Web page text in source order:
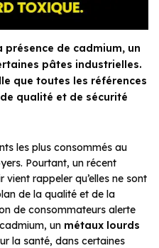
présence de cadmium, un
pâtes industrielles.
que toutes les références
qualité et de sécurité
les plus consommés au
Pourtant, un récent
vient rappeler qu’elles ne sont
de la qualité et de la
de consommateurs alerte
un métaux lourds
la santé, dans certaines